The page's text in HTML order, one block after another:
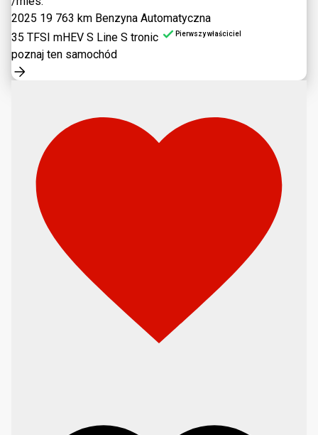
2025 19 763 km Benzyna Automatyczna
35 TFSI mHEV S Line S tronic
Pierwszy właściciel
poznaj ten samochód